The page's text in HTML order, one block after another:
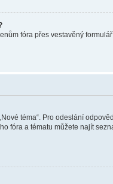
fóra přes vestavěný
téma“. Pro odeslání
fóra a tématu můžete najít